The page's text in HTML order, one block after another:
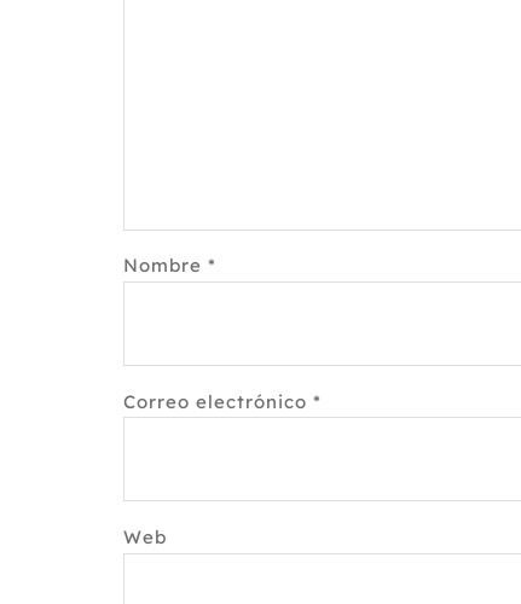
Nombre *
Correo electrónico *
Web